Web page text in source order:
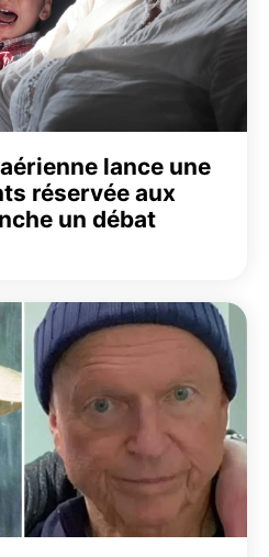
lance une
réservée aux
un débat